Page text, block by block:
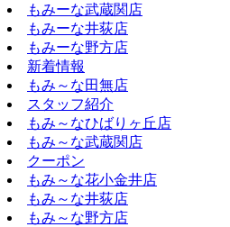
もみーな武蔵関店
もみーな井荻店
もみーな野方店
新着情報
もみ～な田無店
スタッフ紹介
もみ～なひばりヶ丘店
もみ～な武蔵関店
クーポン
もみ～な花小金井店
もみ～な井荻店
もみ～な野方店